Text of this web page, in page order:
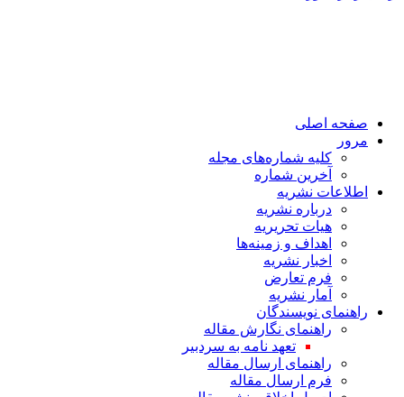
صفحه اصلی
مرور
کلیه شماره‌های مجله
آخرین شماره
اطلاعات نشریه
درباره نشریه
هیات تحریریه
اهداف و زمینه‌ها
اخبار نشریه
فرم تعارض
آمار نشریه
راهنمای نویسندگان
راهنمای نگارش مقاله
تعهد نامه به سردبیر
راهنمای ارسال مقاله
فرم ارسال مقاله